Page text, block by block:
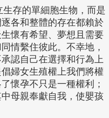
存的單細胞生物，而是
各和整體的存在都賴於
懷有希望、夢想且需要
情繫住彼此。不幸地，
認自己在選擇和行為上
婦女生殖權上我們將權
懷孕不只是一種權利；
母親奉獻自我，使嬰孩